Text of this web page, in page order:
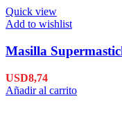
Quick view
Add to wishlist
Masilla
USD8,74
Añadir al carrito